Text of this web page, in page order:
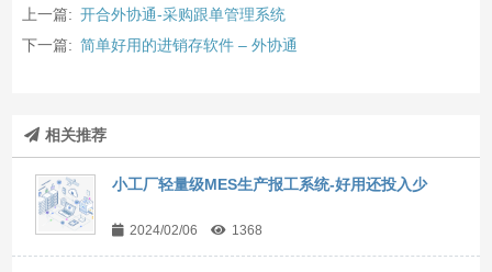
上一篇: 开合外协通-采购跟单管理系统
下一篇: 简单好用的进销存软件 – 外协通
相关推荐
小工厂轻量级MES生产报工系统-好用还投入少
2024/02/06 1368